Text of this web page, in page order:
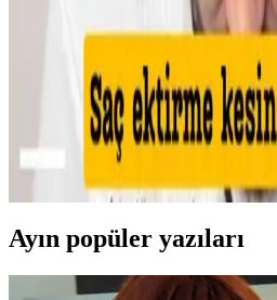
düzeltici ve kapatıcı ile makyajla
sağlığı korunur.
Makyajda Kötü Günlerin
Psikolojik Etkileri Üzerine
Makyajda kötü günlerin teknik
uygulama hataları detaylıca
sosyal algı üzerine önemli bilgiler
Ayın popüler yazıları